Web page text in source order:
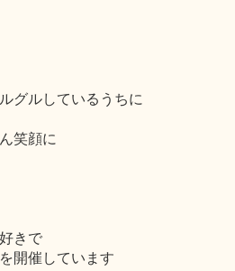
グルしているうちに
笑顔に
きで
開催しています